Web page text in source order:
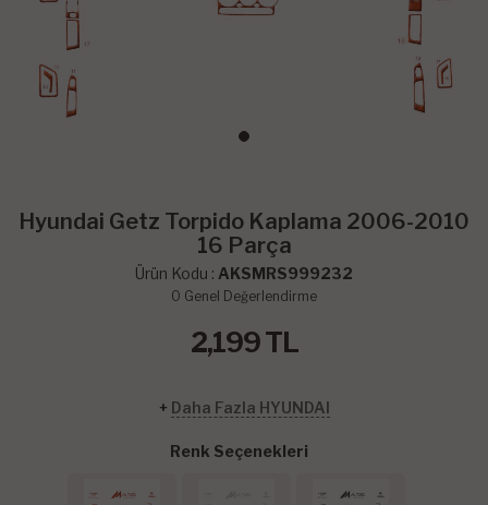
Hyundai Getz Torpido Kaplama 2006-2010
16 Parça
Ürün Kodu : AKSMRS999232
0 Genel Değerlendirme
2,199TL
+ Daha Fazla HYUNDAI
Renk Seçenekleri